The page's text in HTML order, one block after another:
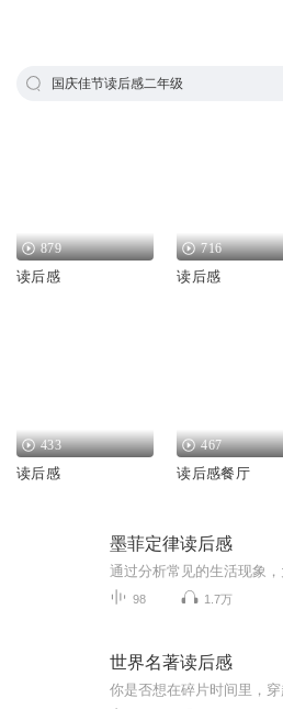
国庆佳节读后感二年级
879
读后感
716
读后感
433
读后感
467
读后感餐厅
墨菲定律读后感
98 1.7万
世界名著读后感